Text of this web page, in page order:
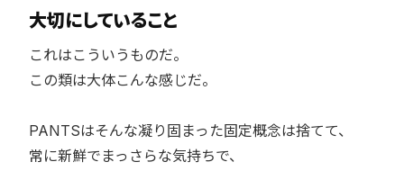
大切にしていること
これはこういうものだ。
この類は大体こんな感じだ。
PANTSはそんな凝り固まった固定概念は捨てて、
常に新鮮でまっさらな気持ちで、